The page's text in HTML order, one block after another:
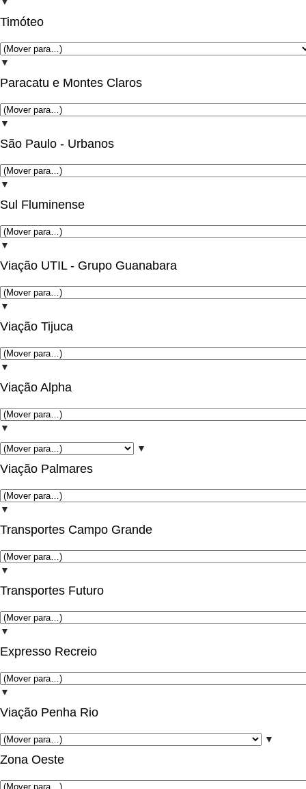
Timóteo
▼
Paracatu e Montes Claros
▼
São Paulo - Urbanos
▼
Sul Fluminense
▼
Viação UTIL - Grupo Guanabara
▼
Viação Tijuca
▼
Viação Alpha
▼
▼
Viação Palmares
▼
Transportes Campo Grande
▼
Transportes Futuro
▼
Expresso Recreio
▼
Viação Penha Rio
▼
Zona Oeste